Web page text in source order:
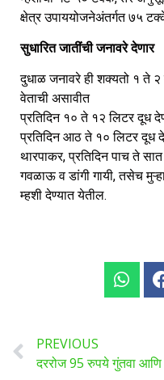
क्षेत्र उपाययोजनेअंतर्गत ७५
सुधारित जातींची जनावरे देणार
दुधाळ जनावरे ही शक्यतो १ ते २
वेताची असावीत
प्रतिदिन १० ते १२ लिटर दूध
प्रतिदिन आठ ते १० लिटर दूध
थारपाकर, प्रतिदिन पाच ते
गवळाऊ व डांगी गायी, तसेच
म्हशी देण्यात येतील.
PREVIOUS